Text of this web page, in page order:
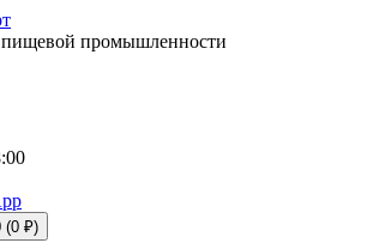
пищевой промышленности
(0 ₽)